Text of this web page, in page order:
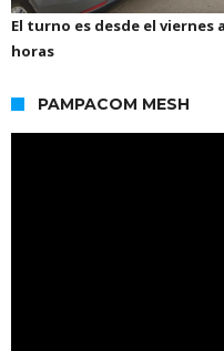
El turno es desde el viernes
horas
PAMPACOM MESH